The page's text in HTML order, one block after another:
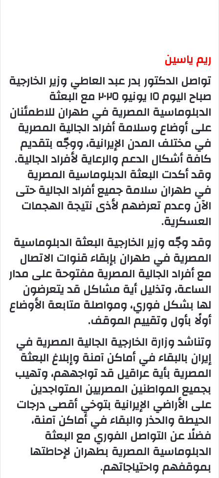
ريم ياسين
تواصل الدكتور بدر عبد العاطي وزير الخارجية
صباح اليوم ١٥ يونيو ٢٠٢٥ مع البعثة
الدبلوماسية المصرية في طهران للاطمئنان
على أوضاع وسلامة أفراد الجالية المصرية
في مختلف المدن الإيرانية، ووجّه بتقديم
كافة أشكال الدعم والرعاية لأفراد الجالية.
وقد أكدت البعثة الدبلوماسية المصرية
في طهران سلامة جميع أفراد الجالية حتى
الآن وعدم تعرضهم لأذى نتيجة الهجمات
العسكرية.
وقد وجّه وزير الخارجية البعثة الدبلوماسية
المصرية في طهران بإبقاء قنوات الاتصال
مع أفراد الجالية المصرية مفتوحة على مدار
الساعة، وتذليل أية مشاكل قد يتعرضون
لها بشكل فوري، ومواصلة متابعة الأوضاع
أولًا بأول وتقييم الموقف.
وتناشد وزارة الخارجية الجالية المصرية في
إيران بالبقاء في أماكن آمنة وإبلاغ البعثة
المصرية بأية عراقيل قد تواجههم، وتهيب
بجميع المواطنين المصريين المتواجدين
على الأراضي الإيرانية بتوخي أقصى درجات
الحيطة والحذر والبقاء في أماكن آمنة،
فضلًا عن التواصل الفوري مع البعثة
الدبلوماسية المصرية بطهران لإحاطتها
بموقفهم واحتياجاتهم.